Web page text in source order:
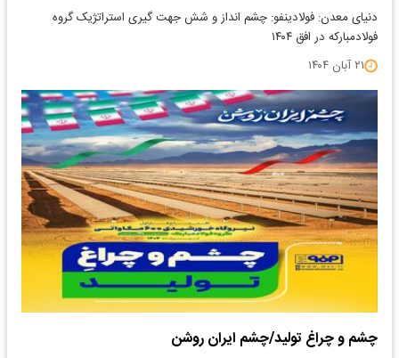
دنیای معدن: فولادینفو: چشم انداز و شش جهت گیری استراتژیک گروه
فولاد‌مبارکه در افق ۱۴۰۴
۲۱ آبان ۱۴۰۴
چشم و چراغ تولید/چشم ایران روشن